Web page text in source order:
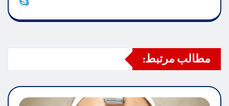
مطالب مرتبط: